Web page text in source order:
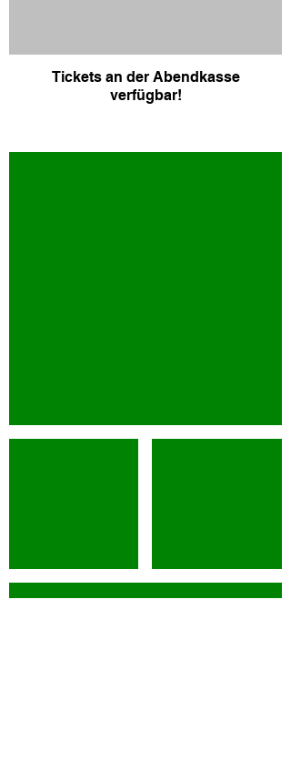
Tickets an der Abendkasse
verfügbar!